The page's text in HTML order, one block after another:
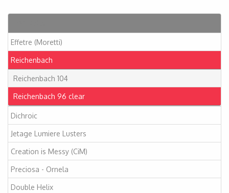
Effetre (Moretti)
Reichenbach
Reichenbach 104
Reichenbach 96 clear
Dichroic
Jetage Lumiere Lusters
Creation is Messy (CiM)
Preciosa - Ornela
Double Helix